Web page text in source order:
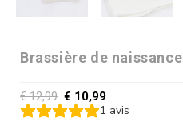
Brassière de naissance
€12,99 € 10,99
1 avis